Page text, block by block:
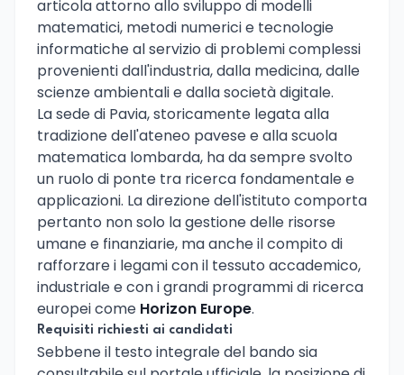
articola attorno allo sviluppo di modelli
matematici, metodi numerici e tecnologie
informatiche al servizio di problemi complessi
provenienti dall'industria, dalla medicina, dalle
scienze ambientali e dalla società digitale.
La sede di Pavia, storicamente legata alla
tradizione dell'ateneo pavese e alla scuola
matematica lombarda, ha da sempre svolto
un ruolo di ponte tra ricerca fondamentale e
applicazioni. La direzione dell'istituto comporta
pertanto non solo la gestione delle risorse
umane e finanziarie, ma anche il compito di
rafforzare i legami con il tessuto accademico,
industriale e con i grandi programmi di ricerca
europei come Horizon Europe.
Requisiti richiesti ai candidati
Sebbene il testo integrale del bando sia